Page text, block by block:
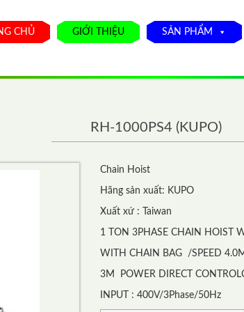
CHỦ GIỚI THIỆU SẢN PHẨM
RH-1000PS4 (KUPO)
Chain Hoist
Hãng sản xuất: KUPO
Xuất xứ : Taiwan
1 TON 3PHASE CHAIN HOIST
WITH CHAIN BAG /SPEED
3M POWER DIRECT
INPUT : 400V/3Phase/50Hz